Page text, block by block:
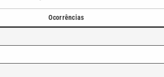
Ocorrências